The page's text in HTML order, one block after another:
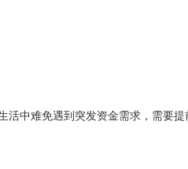
中难免遇到突发资金需求，需要